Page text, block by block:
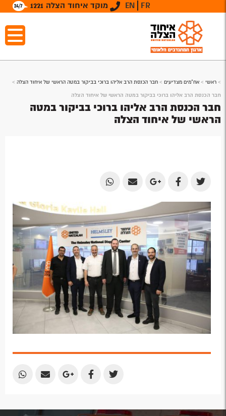
מוקד איחוד הצלה 1221 EN FR
> ראשי > אח"מים מצדיעים > חבר הכנסת הרב אליהו ברוכי בביקור במטה הראשי של איחוד הצלה >
חבר הכנסת הרב אליהו ברוכי בביקור במטה הראשי של איחוד הצלה
חבר הכנסת הרב אליהו ברוכי בביקור במטה
הראשי של איחוד הצלה
Share
on
Twitter
Share
on
Facebook
Share
Google
Plus
Share
Email
Share
Email
Share
Share
Share
Share
Share